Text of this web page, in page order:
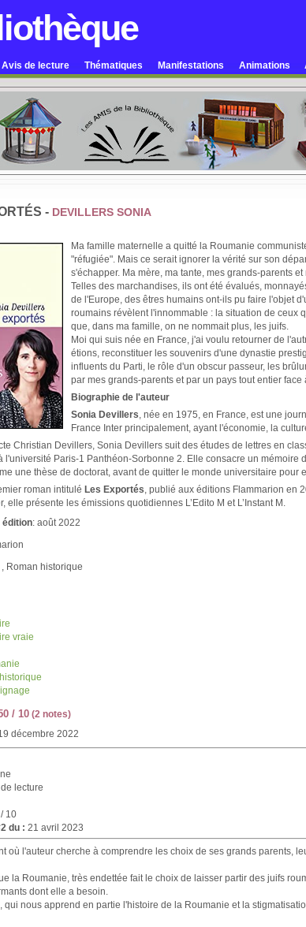
Avis de lecture Thématiques Manifestations Animations
- DEVILLERS SONIA
Ma famille maternelle a quitté la Roumanie
"réfugiée". Mais ce serait ignorer la vérité sur son
s'échapper. Ma mère, ma tante, mes grands-parents
Telles des marchandises, ils ont été évalués,
de l'Europe, des êtres humains ont-ils pu faire l'objet
roumains révèlent l'innommable : la situation de ceux
que, dans ma famille, on ne nommait plus, les juifs.
Moi qui suis née en France, j'ai voulu retourner de
étions, reconstituer les souvenirs d'une dynastie
influents du Parti, le rôle d'un obscur passeur, les
par mes grands-parents et par un pays tout entier face
Biographie de l'auteur
Sonia Devillers , née en 1975, en France, est une
France Inter principalement, ayant l'économie, la
Christian Devillers, Sonia Devillers suit des études de lettres en
l'université Paris-1 Panthéon-Sorbonne 2. Elle consacre un mémoire
une thèse de doctorat, avant de quitter le monde universitaire pour
roman intituléLes Exportés , publié aux éditions Flammarion en
elle présente les émissions quotidiennes L’Edito M et L’Instant M.
édition: août 2022
, Roman historique
vraie
/ 10 (2 notes)
décembre 2022
10
du : 21 avril 2023
où l'auteur cherche à comprendre les choix de ses grands parents,
la Roumanie, très endettée fait le choix de laisser partir des juifs
dont elle a besoin.
qui nous apprend en partie l'histoire de la Roumanie et la